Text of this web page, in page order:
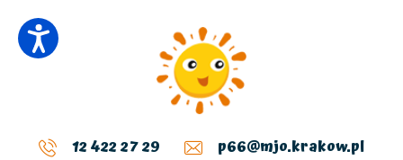
12 422 27 29 p66@mjo.krakow.pl